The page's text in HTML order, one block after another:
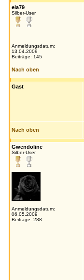
ela79
Silber-User
Anmeldungsdatum:
13.04.2009
Beiträge: 145
Nach oben
Gast
Nach oben
Gwendoline
Silber-User
Anmeldungsdatum:
06.05.2009
Beiträge: 288